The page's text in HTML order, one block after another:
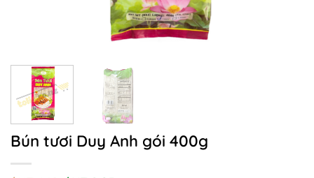
Bún tươi Duy Anh gói 400g